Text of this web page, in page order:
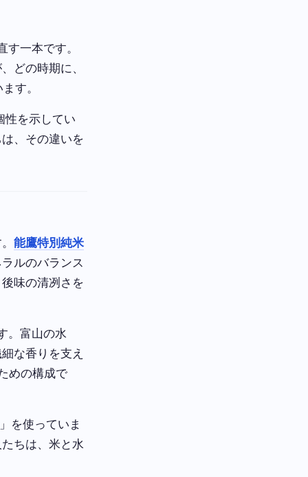
一本です。
どの時期に、
す。
性を示してい
、その違いを
能鷹特別純米
ルのバランス
味の清冽さを
。富山の水
な香りを支え
めの構成で
を使っていま
ちは、米と水